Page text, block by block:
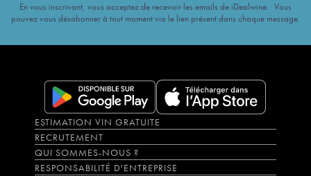
En vous inscrivant, vous acceptez de recevoir les emails de iDealwine. Vous
pouvez vous désabonner à tout moment via le lien présent dans chaque message.
ESTIMATION VIN GRATUITE
RECRUTEMENT
QUI SOMMES-NOUS ?
RESPONSABILITÉ D'ENTREPRISE